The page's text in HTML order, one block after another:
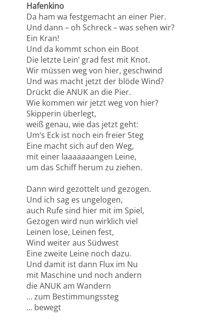
Hafenkino
Da ham wa festgemacht an einer Pier.
Und dann – oh Schreck – was sehen wir?
Ein Kran!
Und da kommt schon ein Boot
Die letzte Lein‘ grad fest mit Knot.
Wir müssen weg von hier, geschwind
Und was macht jetzt der blöde Wind?
Drückt die ANUK an die Pier.
Wie kommen wir jetzt weg von hier?
Skipperin überlegt,
weiß genau, wie das jetzt geht:
Um‘s Eck ist noch ein freier Steg
Eine macht sich auf den Weg,
mit einer laaaaaaangen Leine,
um das Schiff herum zu ziehen.
Dann wird gezottelt und gezogen.
Und ich sag es ungelogen,
auch Rufe sind hier mit im Spiel,
Gezogen wird nun wirklich viel
Leinen lose, Leinen fest,
Wind weiter aus Südwest
Eine zweite Leine noch dazu.
Und damit ist dann Flux im Nu
mit Maschine und noch andern
die ANUK am Wandern
… zum Bestimmungssteg
… bewegt